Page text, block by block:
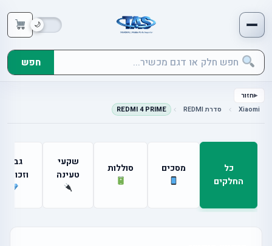
חפש
חזור
Xiaomi
סדרת REDMI REDMI 4 PRIME
כל
החלקים
מסכים סוללות
שקעי
טעינה
גבים